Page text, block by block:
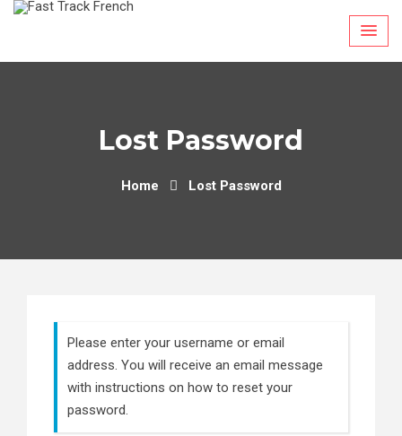
Skip
Lost Password
Home Lost Password
Please enter your username or email
address. You will receive an email message
with instructions on how to reset your
password.